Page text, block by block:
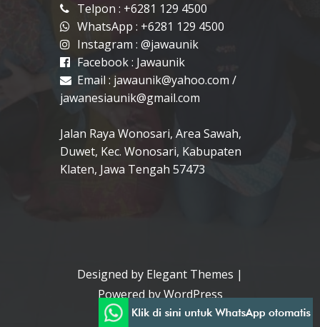
Telpon : +6281 129 4500
WhatsApp : +6281 129 4500
Instagram : @jawaunik
Facebook : Jawaunik
Email : jawaunik@yahoo.com /
jawanesiaunik@gmail.com
Jalan Raya Wonosari, Area Sawah,
Duwet, Kec. Wonosari, Kabupaten
Klaten, Jawa Tengah 57473
Designed by Elegant Themes |
Powered byWordPress